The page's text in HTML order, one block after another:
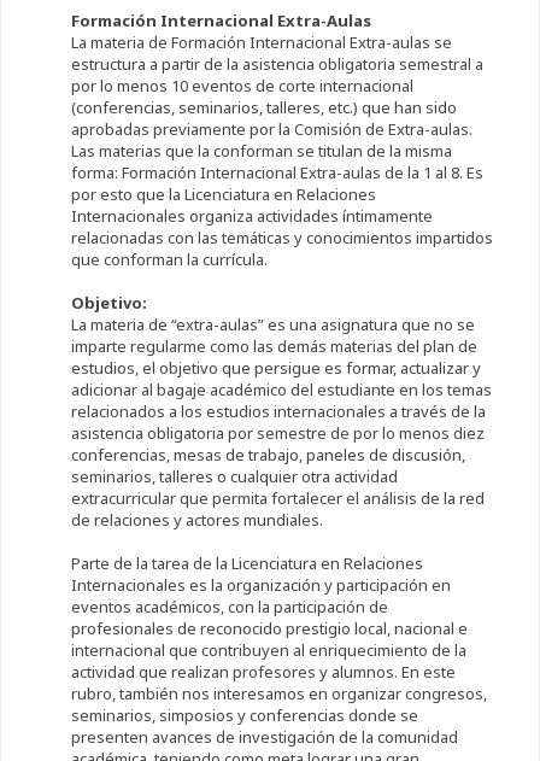
Formación Internacional Extra-Aulas
La materia de Formación Internacional Extra-aulas se
estructura a partir de la asistencia obligatoria semestral a
por lo menos 10 eventos de corte internacional
(conferencias, seminarios, talleres, etc.) que han sido
aprobadas previamente por la Comisión de Extra-aulas.
Las materias que la conforman se titulan de la misma
forma: Formación Internacional Extra-aulas de la 1 al 8. Es
por esto que la Licenciatura en Relaciones
Internacionales organiza actividades íntimamente
relacionadas con las temáticas y conocimientos impartidos
que conforman la currícula.
Objetivo:
La materia de “extra-aulas” es una asignatura que no se
imparte regularme como las demás materias del plan de
estudios, el objetivo que persigue es formar, actualizar y
adicionar al bagaje académico del estudiante en los temas
relacionados a los estudios internacionales a través de la
asistencia obligatoria por semestre de por lo menos diez
conferencias, mesas de trabajo, paneles de discusión,
seminarios, talleres o cualquier otra actividad
extracurricular que permita fortalecer el análisis de la red
de relaciones y actores mundiales.
Parte de la tarea de la Licenciatura en Relaciones
Internacionales es la organización y participación en
eventos académicos, con la participación de
profesionales de reconocido prestigio local, nacional e
internacional que contribuyen al enriquecimiento de la
actividad que realizan profesores y alumnos. En este
rubro, también nos interesamos en organizar congresos,
seminarios, simposios y conferencias donde se
presenten avances de investigación de la comunidad